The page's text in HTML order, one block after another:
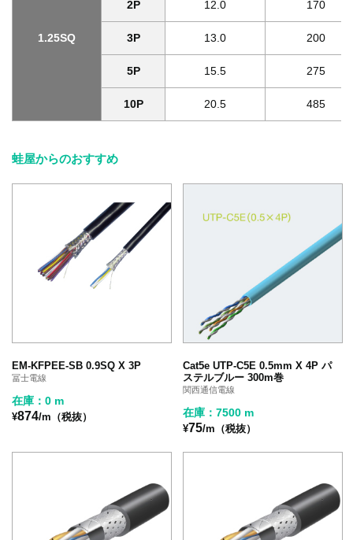
1.25SQ
2P 12.0 170
3P 13.0 200
5P 15.5 275
10P 20.5 485
蛙屋からのおすすめ
EM-KFPEE-SB 0.9SQ X 3P
冨士電線
在庫：0 m
¥874/m（税抜）
Cat5e UTP-C5E 0.5mm X 4P パ
ステルブルー 300m巻
関西通信電線
在庫：7500 m
¥75/m（税抜）